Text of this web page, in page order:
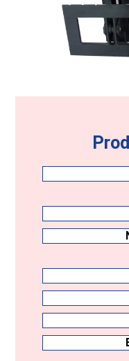
Nachname
Vorname
Anschrift
Straße
PLZ
Ort